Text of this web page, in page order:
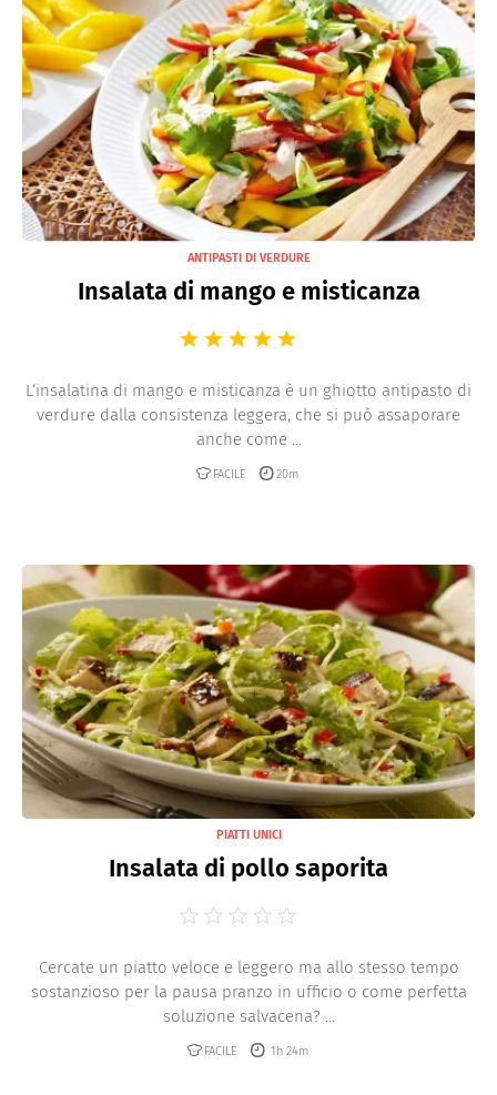
ANTIPASTI DI VERDURE
Insalata di mango e misticanza
L‘insalatina di mango e misticanza è un ghiotto antipasto di
verdure dalla consistenza leggera, che si può assaporare
anche come ...
FACILE 20m
PIATTI UNICI
Insalata di pollo saporita
Cercate un piatto veloce e leggero ma allo stesso tempo
sostanzioso per la pausa pranzo in ufficio o come perfetta
soluzione salvacena? ...
FACILE 1h 24m